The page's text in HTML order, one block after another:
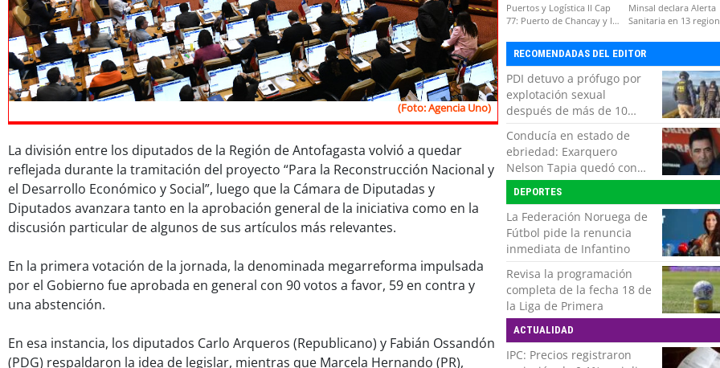
(Foto: Agencia Uno)
La división entre los diputados de la Región de Antofagasta volvió a quedar
reflejada durante la tramitación del proyecto “Para la Reconstrucción Nacional y
el Desarrollo Económico y Social”, luego que la Cámara de Diputadas y
Diputados avanzara tanto en la aprobación general de la iniciativa como en la
discusión particular de algunos de sus artículos más relevantes.
En la primera votación de la jornada, la denominada megarreforma impulsada
por el Gobierno fue aprobada en general con 90 votos a favor, 59 en contra y
una abstención.
En esa instancia, los diputados Carlo Arqueros (Republicano) y Fabián Ossandón
(PDG) respaldaron la idea de legislar, mientras que Marcela Hernando (PR),
Puertos y Logística II Cap
77: Puerto de Chancay y la
Minsal declara Alerta
Sanitaria en 13
RECOMENDADAS DEL EDITOR
PDI detuvo a prófugo por
explotación sexual
después de más de 10
horas de navegación en la
zona austral
Conducía en estado de
ebriedad: Exarquero
Nelson Tapia quedó con
lesiones graves tras
accidente vehicular
DEPORTES
La Federación Noruega de
Fútbol pide la renuncia
inmediata de Infantino
Revisa la programación
completa de la fecha 18 de
la Liga de Primera
ACTUALIDAD
IPC: Precios registraron